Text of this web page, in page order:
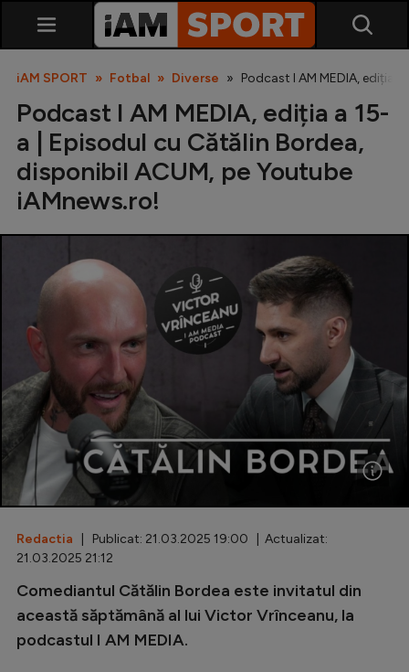
SuperLiga
Liga 2
Cupa României
Echipa Națională
U21
Fotbal feminin
Special
Diverse
Inedit
Clasamente
Champions League
iAM SPORT Fotbal Diverse Podcast I AM MEDIA, ediția
Podcast I AM MEDIA, ediția a 15-
a | Episodul cu Cătălin Bordea,
disponibil ACUM, pe Youtube
iAMnews.ro!
Redactia | Publicat: 21.03.2025 19:00 | Actualizat:
21.03.2025 21:12
Comediantul Cătălin Bordea este invitatul din
această săptămână al lui Victor Vrînceanu, la
podcastul I AM MEDIA.